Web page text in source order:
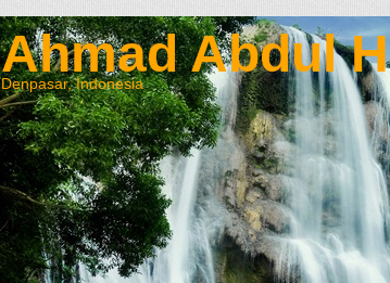
Ahmad Abdul
Denpasar, Indonesia